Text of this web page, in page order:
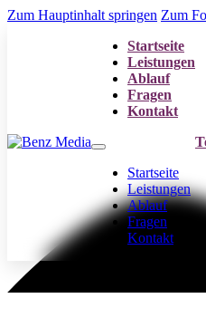
Zum Hauptinhalt springen Zum
Startseite
Leistungen
Ablauf
Fragen
Kontakt
Startseite
Leistungen
Ablauf
Fragen
Kontakt